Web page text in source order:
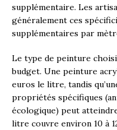
supplémentaire. Les
généralement ces
supplémentaires par
Le type de peinture
budget. Une peinture
euros le litre, tandis
propriétés spécifiques
écologique) peut
litre couvre environ 10 à